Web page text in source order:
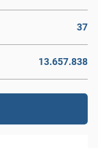
37
13.657.838